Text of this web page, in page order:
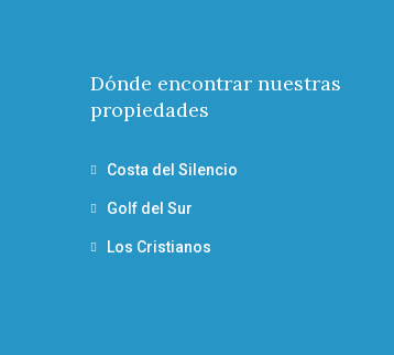
Dónde encontrar nuestras
propiedades
Costa del Silencio
Golf del Sur
Los Cristianos